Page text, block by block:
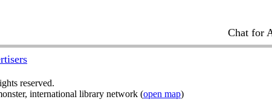
Chat for
reserved.
international library network (open map)